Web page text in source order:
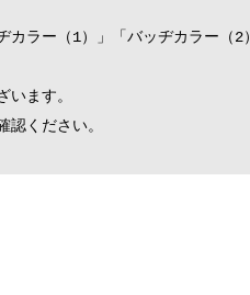
カラー（1）」「バッヂカラー（2
ます。
ください。